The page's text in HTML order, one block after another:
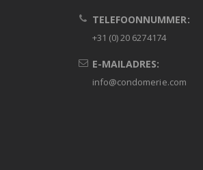
TELEFOONNUMMER:
+31 (0) 20 6274174
E-MAILADRES:
info@condomerie.com